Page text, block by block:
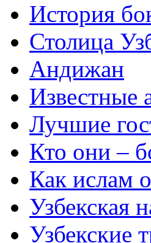
История
Столица
Андижан
Известные
Лучшие
Кто они –
Как ислам
Узбекская
Узбекские